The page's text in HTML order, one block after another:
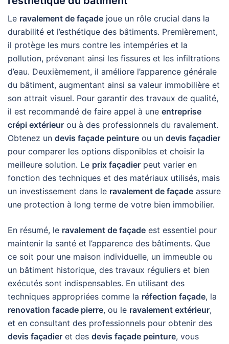
Le ravalement de façade joue un rôle crucial dans la
durabilité et l’esthétique des bâtiments. Premièrement,
il protège les murs contre les intempéries et la
pollution, prévenant ainsi les fissures et les infiltrations
d’eau. Deuxièmement, il améliore l’apparence générale
du bâtiment, augmentant ainsi sa valeur immobilière et
son attrait visuel. Pour garantir des travaux de qualité,
il est recommandé de faire appel à une entreprise
crépi extérieur ou à des professionnels du ravalement.
Obtenez un devis façade peinture ou un devis façadier
pour comparer les options disponibles et choisir la
meilleure solution. Le prix façadier peut varier en
fonction des techniques et des matériaux utilisés, mais
un investissement dans le ravalement de façade assure
une protection à long terme de votre bien immobilier.
En résumé, le ravalement de façade est essentiel pour
maintenir la santé et l’apparence des bâtiments. Que
ce soit pour une maison individuelle, un immeuble ou
un bâtiment historique, des travaux réguliers et bien
exécutés sont indispensables. En utilisant des
techniques appropriées comme la réfection façade, la
renovation facade pierre, ou le ravalement extérieur,
et en consultant des professionnels pour obtenir des
devis façadier et des devis façade peinture, vous